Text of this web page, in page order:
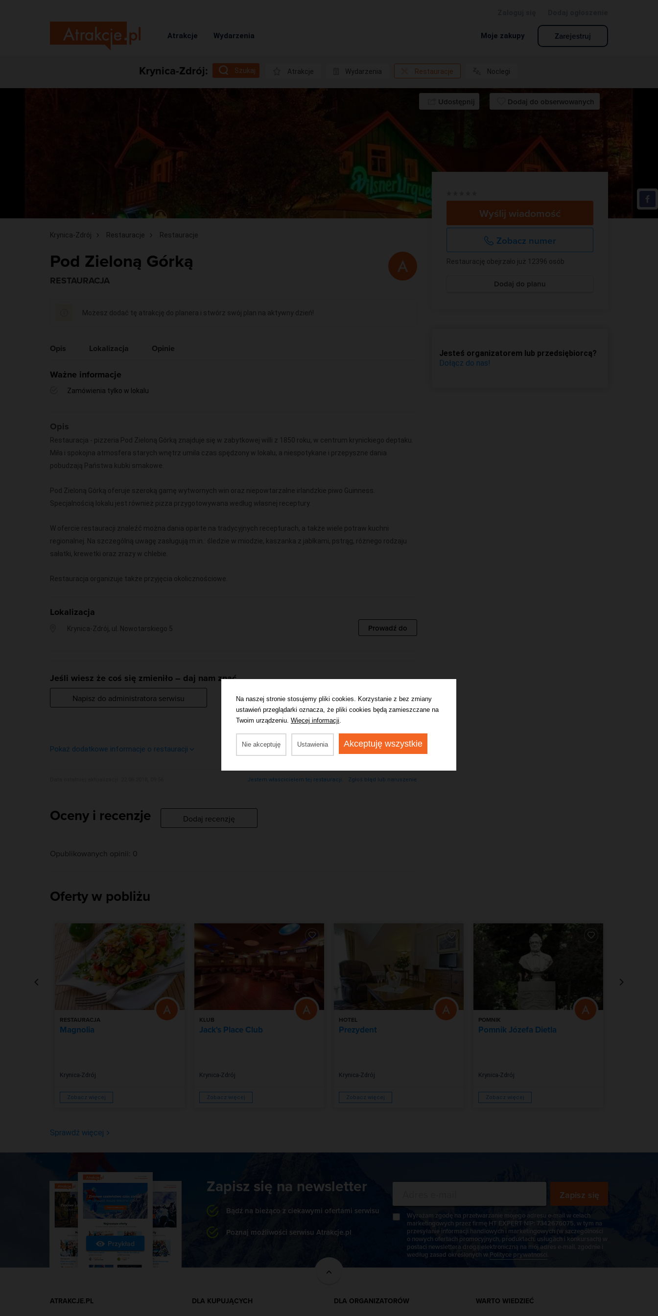
Atrakcje Wydarzenia Moje zakupy Zarejestruj
Krynica-Zdrój: Szukaj Atrakcje Wydarzenia Restauracje Noclegi
Udostępnij Dodaj do obserwowanych
Krynica-Zdrój Restauracje Restauracje
Pod Zieloną Górką
RESTAURACJA
Możesz dodać tę atrakcję do planera i stwórz swój plan na aktywny dzień!
Opis Lokalizacja Opinie
Ważne informacje
Zamówienia tylko w lokalu
Opis
Restauracja - pizzeria Pod Zieloną Górką znajduje się w zabytkowej willi z 1850 roku, w centrum krynickiego deptaku.
Miła i spokojna atmosfera starych wnętrz umila czas spędzony w lokalu, a niespotykane i przepyszne dania
pobudzają Państwa kubki smakowe.
Pod Zieloną Górką oferuje szeroką gamę wytwornych win oraz niepowtarzalne irlandzkie piwo Guinness.
Specjalnością lokalu jest również pizza przygotowywana według własnej receptury.
W ofercie restauracji znaleźć można dania oparte na tradycyjnych recepturach, a także wiele potraw kuchni
regionalnej. Na szczególną uwagę zasługują m.in.: śledzie w miodzie, kaszanka z jabłkami, pstrąg, różnego rodzaju
sałatki, krewetki oraz zrazy w chlebie.
Restauracja organizuje także przyjęcia okolicznościowe.
Lokalizacja
Krynica-Zdrój, ul. Nowotarskiego 5 Prowadź do
Jeśli wiesz że coś się zmieniło – daj nam znać
Napisz do administratora serwisu
Pokaż dodatkowe informacje o restauracji
18471…
Pokaż numer
Brak informacji o godzinach otwarcia
Zgłoś błąd lub naruszenie
Jestem właścicielem tej restauracji.
Oceny i recenzje Dodaj recenzję
Opublikowanych opinii: 0
Wyślij wiadomość
Zobacz numer
Restaurację obejrzało już 12396 osób
Dodaj do planu
Jesteś organizatorem lub przedsiębiorcą?
Dołącz do nas!
Oferty w pobliżu
RESTAURACJA
Magnolia
Krynica-Zdrój
Zobacz więcej
KLUB
Jack's Place Club
Krynica-Zdrój
Zobacz więcej
HOTEL
Prezydent
Krynica-Zdrój
Zobacz więcej
POMNIK
Pomnik Józefa Dietla
Krynica-Zdrój
Zobacz więcej
Sprawdź więcej
Przykład
Zapisz się na newsletter
Bądź na bieżąco z ciekawymi ofertami serwisu
Poznaj możliwości serwisu Atrakcje.pl
Zapisz się
Wyrażam zgodę na przetwarzanie mojego adresu e-mail w celach
marketingowych przez firmę HT EXPERT NIP: 7342676075, w tym na
przesyłanie informacji handlowych i marketingowych (w szczególności
o nowych ofertach promocyjnych, produktach, usługach i konkursach) w
postaci newslettera drogą elektroniczną na mój adres e-mail, zgodnie i
według zasad określonych w Polityce prywatności
ATRAKCJE.PL DLA KUPUJĄCYCH DLA ORGANIZATORÓW WARTO WIEDZIEĆ
Na naszej stronie stosujemy pliki cookies. Korzystanie z bez zmiany
ustawień przeglądarki oznacza, że pliki cookies będą zamieszczane na
Twoim urządzeniu. Więcej informacji.
Nie akceptuję Ustawienia Akceptuję wszystkie